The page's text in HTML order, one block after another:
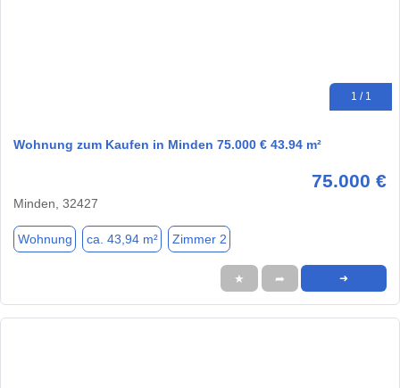
1 / 1
Wohnung zum Kaufen in Minden 75.000 € 43.94 m²
75.000 €
Minden, 32427
Wohnung ca. 43,94 m² Zimmer 2
★ ➦ ➜